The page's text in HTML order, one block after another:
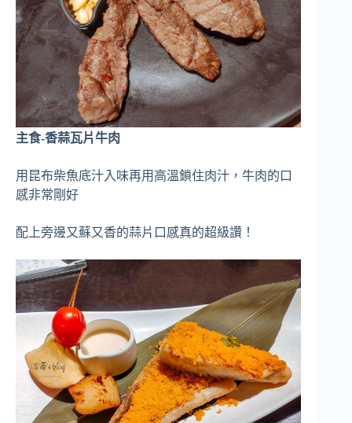
主食-香蒜瓦片牛肉
用昆布柴魚底汁入味再用高溫鎖住肉汁，牛肉的口
感非常剛好
配上旁邊又蘇又香的蒜片口感真的超級讚！